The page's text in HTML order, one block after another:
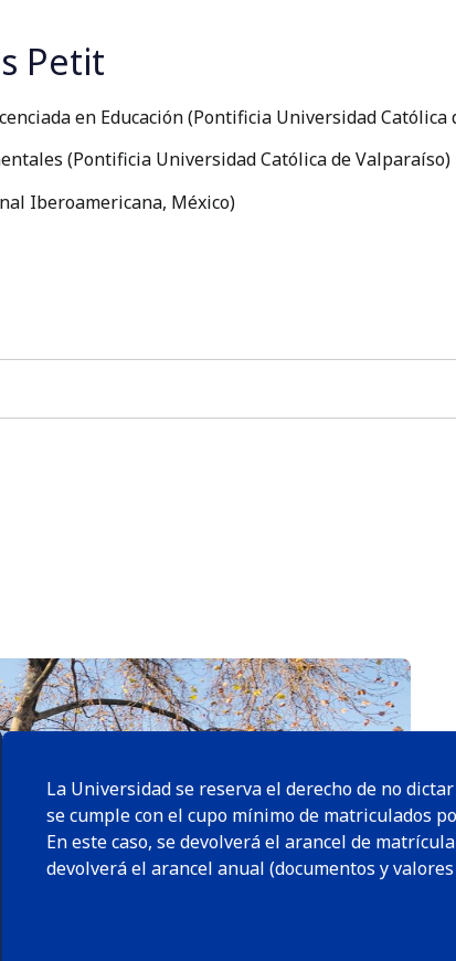
Petit
en Educación (Pontificia Universidad Católica
(Pontificia Universidad Católica de Valparaíso)
Iberoamericana, México)
La Universidad se reserva el derecho de no
se cumple con el cupo mínimo de matriculados
En este caso, se devolverá el arancel de
devolverá el arancel anual (documentos y